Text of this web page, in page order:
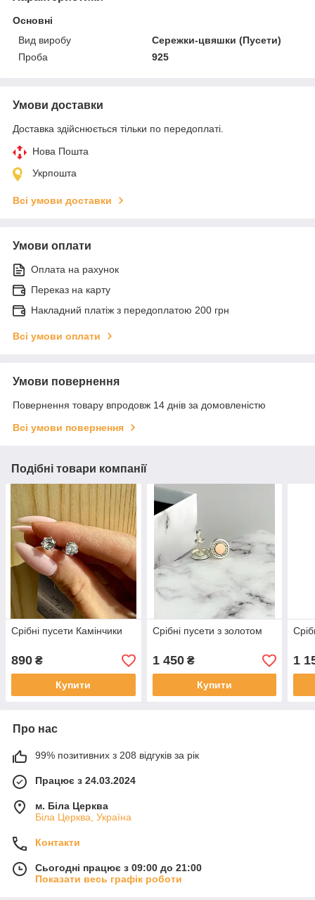
Основні
Вид виробу
Сережки-цвяшки (Пусети)
Проба
925
Умови доставки
Доставка здійснюється тільки по передоплаті.
Нова Пошта
Укрпошта
Всі умови доставки
Умови оплати
Оплата на рахунок
Переказ на карту
Накладний платіж з передоплатою 200 грн
Всі умови оплати
Умови повернення
Повернення товару впродовж 14 днів за домовленістю
Всі умови повернення
Подібні товари компанії
Срібні пусети Камінчики
890 ₴
Купити
Срібні пусети з золотом
1 450₴
Купити
1
Про нас
99% позитивних з 208 відгуків за рік
Працює з 24.03.2024
м. Біла Церква
Біла Церква, Україна
Контакти
Сьогодні працює з 09:00 до 21:00
Показати весь графік роботи